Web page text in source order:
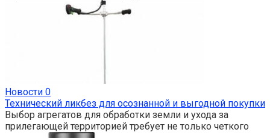
Новости 0
Технический ликбез для осознанной и выгодной покупки
Выбор агрегатов для обработки земли и ухода за
прилегающей территорией требует не только четкого